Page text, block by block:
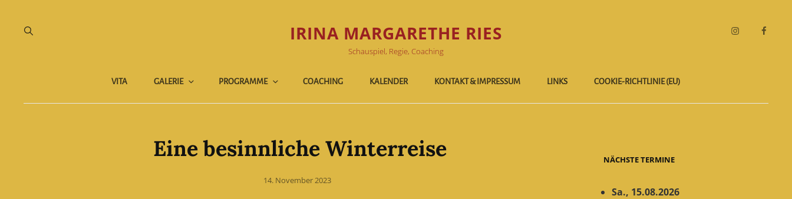
IRINA MARGARETHE RIES
Schauspiel, Regie, Coaching
Instagram
VITA GALERIE PROGRAMME COACHING KALENDER KONTAKT & IMPRESSUM LINKS COOKIE-RICHTLINIE (EU)
Eine besinnliche Winterreise
Posted
14. November 2023
NÄCHSTE TERMINE
Sa., 15.08.2026